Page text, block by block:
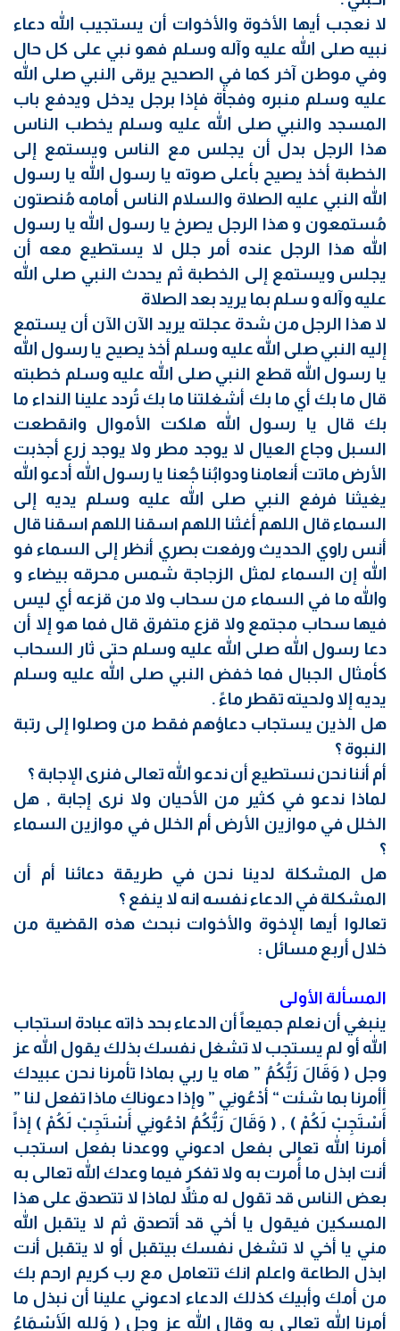
لا نعجب أيها الأخوة والأخوات أن يستجيب الله دعاء
نبيه صلى الله عليه وآله وسلم فهو نبي على كل حال
وفي موطن آخر كما في الصحيح يرقى النبي صلى الله
عليه وسلم منبره وفجأة فإذا برجل يدخل ويدفع باب
المسجد والنبي صلى الله عليه وسلم يخطب الناس
هذا الرجل بدل أن يجلس مع الناس ويستمع إلى
الخطبة أخذ يصيح بأعلى صوته يا رسول الله يا رسول
الله النبي عليه الصلاة والسلام الناس أمامه مُنصتون
مُستمعون و هذا الرجل يصرخ يا رسول الله يا رسول
الله هذا الرجل عنده أمر جلل لا يستطيع معه أن
يجلس ويستمع إلى الخطبة ثم يحدث النبي صلى الله
عليه وآله و سلم بما يريد بعد الصلاة
لا هذا الرجل من شدة عجلته يريد الآن الآن أن يستمع
إليه النبي صلى الله عليه وسلم أخذ يصيح يا رسول الله
يا رسول الله قطع النبي صلى الله عليه وسلم خطبته
قال ما بك أي ما بك أشغلتنا ما بك تُردد علينا النداء ما
بك قال يا رسول الله هلكت الأموال وانقطعت
السبل وجاع العيال لا يوجد مطر ولا يوجد زرع أجذبت
الأرض ماتت أنعامنا ودوابُنا جُعنا يا رسول الله أدعو الله
يغيثنا فرفع النبي صلى الله عليه وسلم يديه إلى
السماء قال اللهم أغثنا اللهم اسقنا اللهم اسقنا قال
أنس راوي الحديث ورفعت بصري أنظر إلى السماء فو
الله إن السماء لمثل الزجاجة شمس محرقه بيضاء و
والله ما في السماء من سحاب ولا من قزعه أي ليس
فيها سحاب مجتمع ولا قزع متفرق قال فما هو إلا أن
دعا رسول الله صلى الله عليه وسلم حتى ثار السحاب
كأمثال الجبال فما خفض النبي صلى الله عليه وسلم
يديه إلا ولحيته تقطر ماءً .
هل الذين يستجاب دعاؤهم فقط من وصلوا إلى رتبة
النبوة ؟
أم أننا نحن نستطيع أن ندعو الله تعالى فنرى الإجابة ؟
لماذا ندعو في كثير من الأحيان ولا نرى إجابة , هل
الخلل في موازين الأرض أم الخلل في موازين السماء
؟
هل المشكلة لدينا نحن في طريقة دعائنا أم أن
المشكلة في الدعاء نفسه انه لا ينفع ؟
تعالوا أيها الإخوة والأخوات نبحث هذه القضية من
خلال أربع مسائل :
المسألة الأولى
ينبغي أن نعلم جميعاً أن الدعاء بحد ذاته عبادة استجاب
الله أو لم يستجب لا تشغل نفسك بذلك يقول الله عز
وجل ( وَقَالَ رَبُّكُمُ ” هاه يا ربي بماذا تأمرنا نحن عبيدك
أأمرنا بما شئت “ أدْعُونِي ” وإذا دعوناك ماذا تفعل لنا ”
أَسْتَجِبْ لَكُمْ ) , ( وَقَالَ رَبُّكُمُ ادْعُونِي أَسْتَجِبْ لَكُمْ ) إذاً
أمرنا الله تعالى بفعل ادعوني ووعدنا بفعل استجب
أنت ابذل ما أُمرت به ولا تفكر فيما وعدك الله تعالى به
بعض الناس قد تقول له مثلاً لماذا لا تتصدق على هذا
المسكين فيقول يا أخي قد أتصدق ثم لا يتقبل الله
مني يا أخي لا تشغل نفسك بيتقبل أو لا يتقبل أنت
ابذل الطاعة واعلم انك تتعامل مع رب كريم ارحم بك
من أمك وأبيك كذلك الدعاء ادعوني علينا أن نبذل ما
أمرنا الله تعالى به وقال الله عز وجل ( وَلله الأَسْمَاءُ